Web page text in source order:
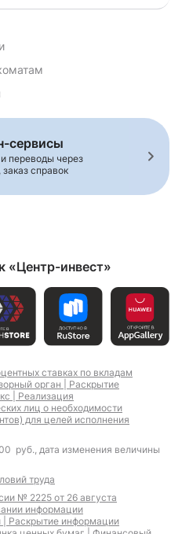
сервисы
переводы через
заказ справок
«Центр-инвест»
ставках по вкладам
орган | Раскрытие
| Реализация
лиц о необходимости
для целей исполнения
руб., дата изменения величины
труда
№ 2225 от 26 августа
информации
Раскрытие информации